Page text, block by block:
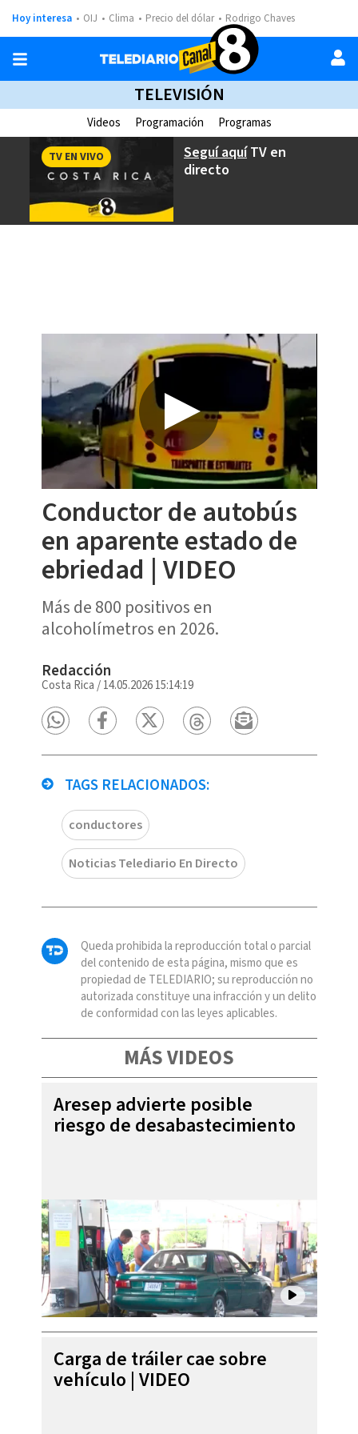
Hoy interesa OIJ Clima Precio del dólar Rodrigo Chaves
TELEVISIÓN
Videos Programación Programas
Seguí aquíTV en
directo
TV EN VIVO
Conductor de autobús
en aparente estado de
ebriedad | VIDEO
Más de 800 positivos en
alcoholímetros en 2026.
Redacción
Costa Rica /14.05.2026 15:14:19
TAGS RELACIONADOS:
conductores
Noticias Telediario En Directo
Queda prohibida la reproducción total o parcial
del contenido de esta página, mismo que es
propiedad de TELEDIARIO; su reproducción no
autorizada constituye una infracción y un delito
de conformidad con las leyes aplicables.
MÁS VIDEOS
Aresep advierte posible
riesgo de desabastecimiento
Carga de tráiler cae sobre
vehículo | VIDEO